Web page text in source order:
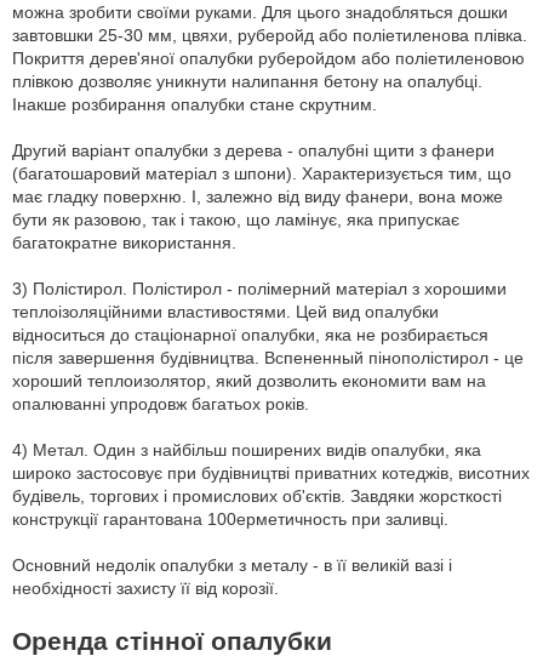
можна зробити своїми руками. Для цього знадобляться дошки
завтовшки 25-30 мм, цвяхи, руберойд або поліетиленова плівка.
Покриття дерев'яної опалубки руберойдом або поліетиленовою
плівкою дозволяє уникнути налипання бетону на опалубці.
Інакше розбирання опалубки стане скрутним.
Другий варіант опалубки з дерева - опалубні щити з фанери
(багатошаровий матеріал з шпони). Характеризується тим, що
має гладку поверхню. І, залежно від виду фанери, вона може
бути як разовою, так і такою, що ламінує, яка припускає
багатократне використання.
3) Полістирол. Полістирол - полімерний матеріал з хорошими
теплоізоляційними властивостями. Цей вид опалубки
відноситься до стаціонарної опалубки, яка не розбирається
після завершення будівництва. Вспененный пінополістирол - це
хороший теплоизолятор, який дозволить економити вам на
опалюванні упродовж багатьох років.
4) Метал. Один з найбільш поширених видів опалубки, яка
широко застосовує при будівництві приватних котеджів, висотних
будівель, торгових і промислових об'єктів. Завдяки жорсткості
конструкції гарантована 100ерметичность при заливці.
Основний недолік опалубки з металу - в її великій вазі і
необхідності захисту її від корозії.
Оренда стінної опалубки